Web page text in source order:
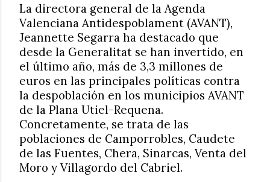
La directora general de la Agenda
Valenciana Antidespoblament (AVANT),
Jeannette Segarra ha destacado que
desde la Generalitat se han invertido, en
el último año, más de 3,3 millones de
euros en las principales políticas contra
la despoblación en los municipios AVANT
de la Plana Utiel-Requena.
Concretamente, se trata de las
poblaciones de Camporrobles, Caudete
de las Fuentes, Chera, Sinarcas, Venta del
Moro y Villagordo del Cabriel.